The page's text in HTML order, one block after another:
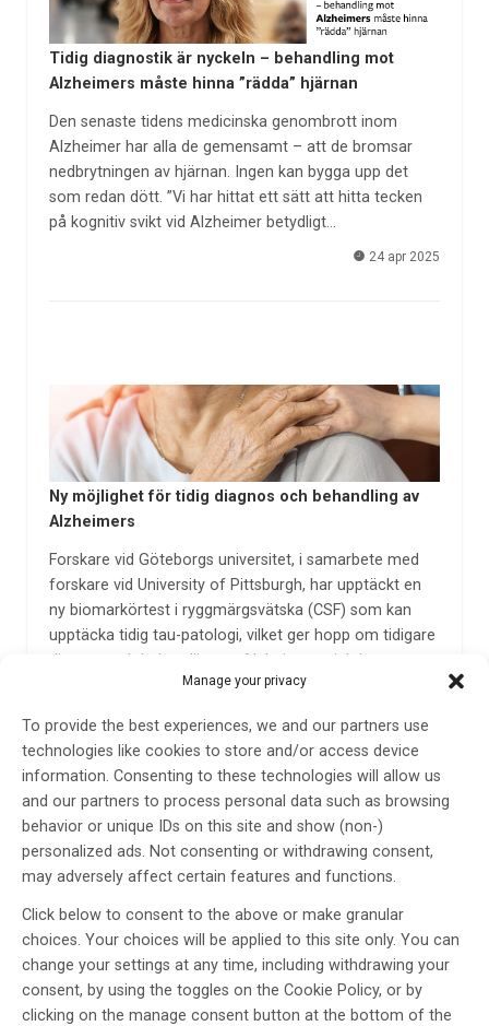
Manage your privacy
To provide the best experiences, we and our partners use
technologies like cookies to store and/or access device
information. Consenting to these technologies will allow us
and our partners to process personal data such as browsing
behavior or unique IDs on this site and show (non-)
personalized ads. Not consenting or withdrawing consent,
may adversely affect certain features and functions.
Click below to consent to the above or make granular
choices. Your choices will be applied to this site only. You can
change your settings at any time, including withdrawing your
consent, by using the toggles on the Cookie Policy, or by
clicking on the manage consent button at the bottom of the
Tidig diagnostik är nyckeln – behandling mot
Alzheimers måste hinna ”rädda” hjärnan
Den senaste tidens medicinska genombrott inom
Alzheimer har alla de gemensamt – att de bromsar
nedbrytningen av hjärnan. Ingen kan bygga upp det
som redan dött. ”Vi har hittat ett sätt att hitta tecken
på kognitiv svikt vid Alzheimer betydligt…
24 apr 2025
Ny möjlighet för tidig diagnos och behandling av
Alzheimers
Forskare vid Göteborgs universitet, i samarbete med
forskare vid University of Pittsburgh, har upptäckt en
ny biomarkörtest i ryggmärgsvätska (CSF) som kan
upptäcka tidig tau-patologi, vilket ger hopp om tidigare
diagnos och behandling av Alzheimers sjukdom.
Tohidul Islam, korresponderande författare,…
24 apr 2025
Blodprov kan utesluta begynnande demens
Forskare vid Karolinska Institutet har visat hur några